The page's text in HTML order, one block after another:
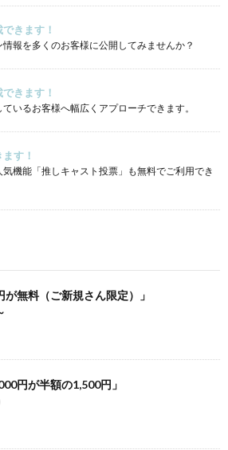
きます！
報を多くのお客様に公開してみませんか？
きます！
いるお客様へ幅広くアプローチできます。
す！
機能「推しキャスト投票」も無料でご利用でき
が無料（ご新規さん限定）」
円が半額の1,500円」